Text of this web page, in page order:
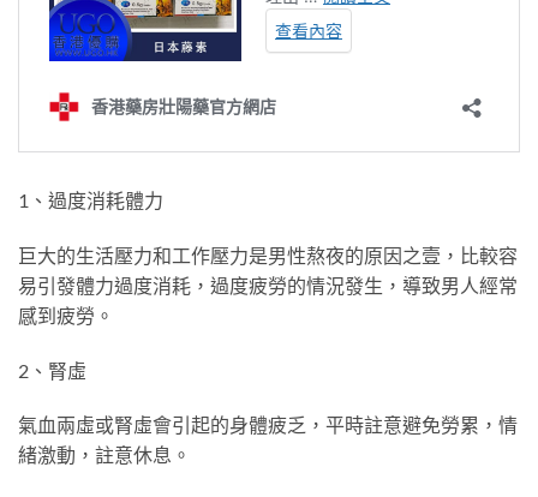
1、過度消耗體力
巨大的生活壓力和工作壓力是男性熬夜的原因之壹，比較容
易引發體力過度消耗，過度疲勞的情況發生，導致男人經常
感到疲勞。
2、腎虛
氣血兩虛或腎虛會引起的身體疲乏，平時註意避免勞累，情
緒激動，註意休息。